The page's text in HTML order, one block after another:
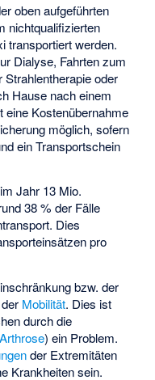
oben aufgeführten
nichtqualifizierten
transportiert werden.
Dialyse, Fahrten zum
oder
Hause nach einem
eine Kostenübernahme
möglich, sofern
ein Transportschein
Jahr 13 Mio.
38 % der Fälle
Dies
pro
bzw. der
Mobilität. Dies ist
durch die
Arthrose) ein Problem.
der Extremitäten
Krankheiten sein.